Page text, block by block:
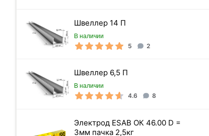
Швеллер 14 П
В наличии
5 2
Швеллер 6,5 П
В наличии
4.6 8
Электрод ESAB ОК 46.00 D =
3мм пачка 2,5кг